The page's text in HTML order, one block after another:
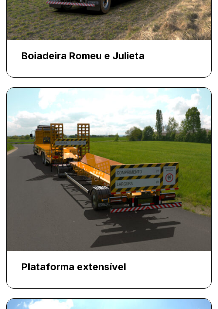
Boiadeira Romeu e Julieta
Plataforma extensível